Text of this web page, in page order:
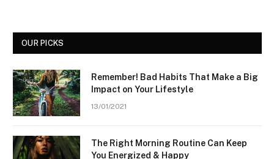
OUR PICKS
Remember! Bad Habits That Make a Big
Impact on Your Lifestyle
13/01/2021
The Right Morning Routine Can Keep
You Energized & Happy